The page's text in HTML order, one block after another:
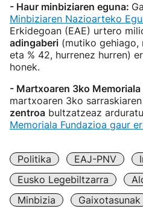
- Haur minbiziaren eguna:
Minbiziaren Nazioarteko
Erkidegoan (EAE) urtero
adingaberi (mutiko gehiago,
eta % 42, hurrenez hurren)
honek.
- Martxoaren 3ko Memoriala
martxoaren 3ko sarraskiaren
zentroa bultzatzeaz
Memoriala Fundazioa gaur
Politika EAJ-PNV
Eusko Legebiltzarra
Minbizia
Gaixotasunak